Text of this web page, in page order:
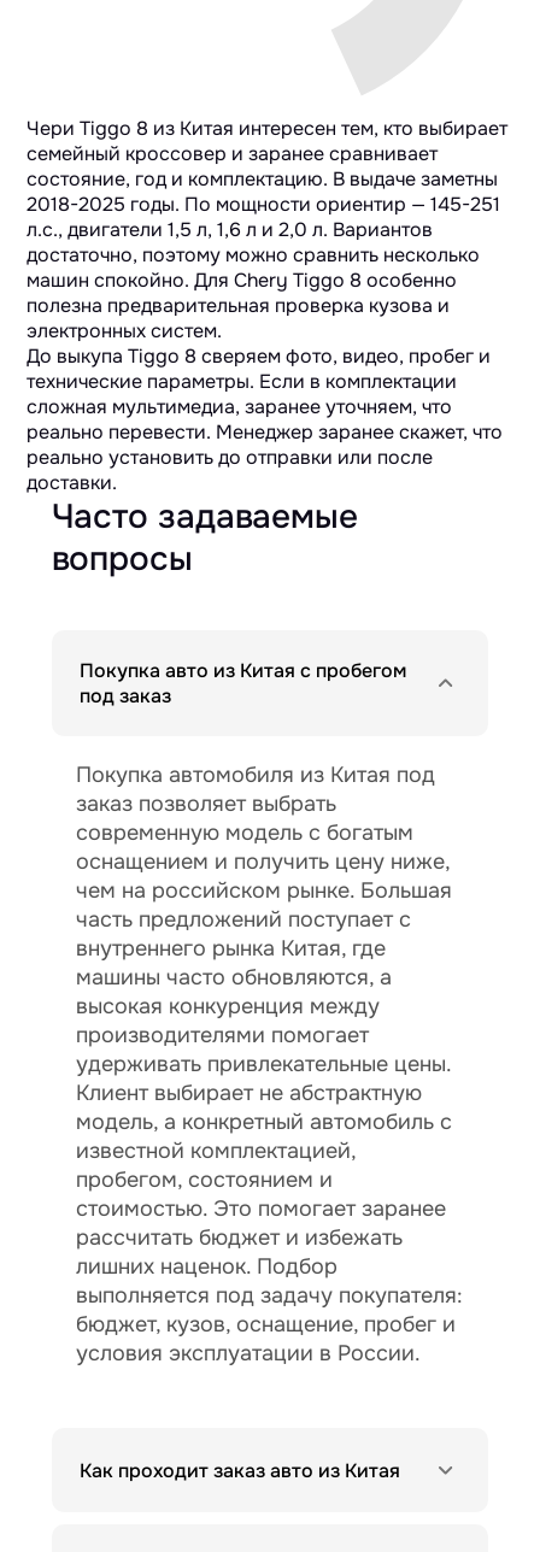
Чери Tiggo 8 из Китая интересен тем, кто выбирает
семейный кроссовер и заранее сравнивает
состояние, год и комплектацию. В выдаче заметны
2018-2025 годы. По мощности ориентир — 145-251
л.с., двигатели 1,5 л, 1,6 л и 2,0 л. Вариантов
достаточно, поэтому можно сравнить несколько
машин спокойно. Для Chery Tiggo 8 особенно
полезна предварительная проверка кузова и
электронных систем.
До выкупа Tiggo 8 сверяем фото, видео, пробег и
технические параметры. Если в комплектации
сложная мультимедиа, заранее уточняем, что
реально перевести. Менеджер заранее скажет, что
реально установить до отправки или после
доставки.
Часто задаваемые
вопросы
Покупка авто из Китая с пробегом
под заказ
Покупка автомобиля из Китая под
заказ позволяет выбрать
современную модель с богатым
оснащением и получить цену ниже,
чем на российском рынке. Большая
часть предложений поступает с
внутреннего рынка Китая, где
машины часто обновляются, а
высокая конкуренция между
производителями помогает
удерживать привлекательные цены.
Клиент выбирает не абстрактную
модель, а конкретный автомобиль с
известной комплектацией,
пробегом, состоянием и
стоимостью. Это помогает заранее
рассчитать бюджет и избежать
лишних наценок. Подбор
выполняется под задачу покупателя:
бюджет, кузов, оснащение, пробег и
условия эксплуатации в России.
Как проходит заказ авто из Китая